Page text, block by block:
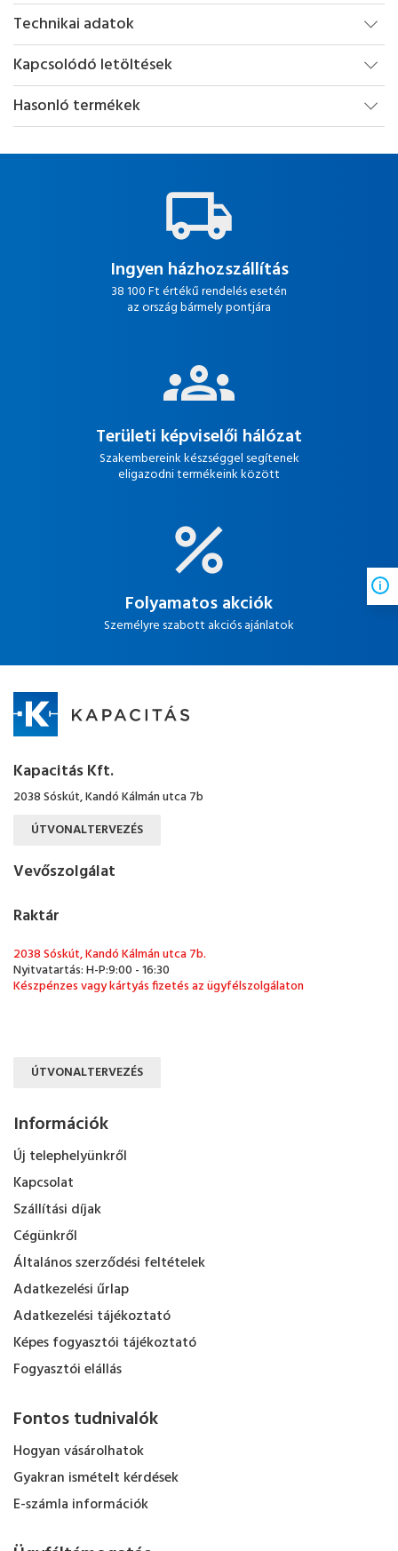
Technikai adatok
Kapcsolódó letöltések
Hasonló termékek
Ingyen házhozszállítás
38 100 Ft értékű rendelés esetén
az ország bármely pontjára
Területi képviselői hálózat
Szakembereink készséggel segítenek
eligazodni termékeink között
Folyamatos akciók
Személyre szabott akciós ajánlatok
Kapacitás Kft.
2038 Sóskút, Kandó Kálmán utca 7b
ÚTVONALTERVEZÉS
Vevőszolgálat
Raktár
2038 Sóskút, Kandó Kálmán utca 7b.
Nyitvatartás: H-P:9:00 - 16:30
Készpénzes vagy kártyás fizetés az ügyfélszolgálaton
ÚTVONALTERVEZÉS
Információk
Új telephelyünkről
Kapcsolat
Szállítási díjak
Cégünkről
Általános szerződési feltételek
Adatkezelési űrlap
Adatkezelési tájékoztató
Képes fogyasztói tájékoztató
Fogyasztói elállás
Fontos tudnivalók
Hogyan vásárolhatok
Gyakran ismételt kérdések
E-számla információk